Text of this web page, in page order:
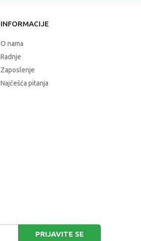
INFORMACIJE
O nama
Radnje
Zaposlenje
Najčešća pitanja
PRIJAVITE SE